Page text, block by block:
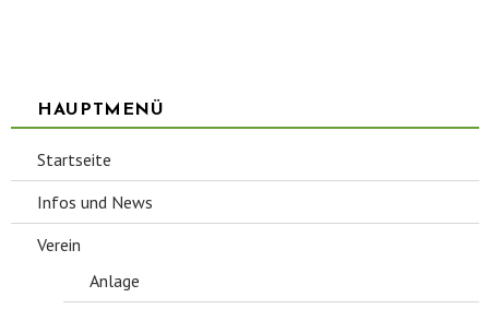
HAUPTMENÜ
Startseite
Infos und News
Verein
Anlage